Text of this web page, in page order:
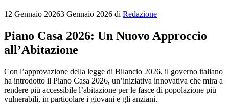
12 Gennaio 20263 Gennaio 2026 di Redazione
Piano Casa 2026: Un Nuovo Approccio
all’Abitazione
Con l’approvazione della legge di Bilancio 2026, il governo italiano
ha introdotto il Piano Casa 2026, un’iniziativa innovativa che mira a
rendere più accessibile l’abitazione per le fasce di popolazione più
vulnerabili, in particolare i giovani e gli anziani.